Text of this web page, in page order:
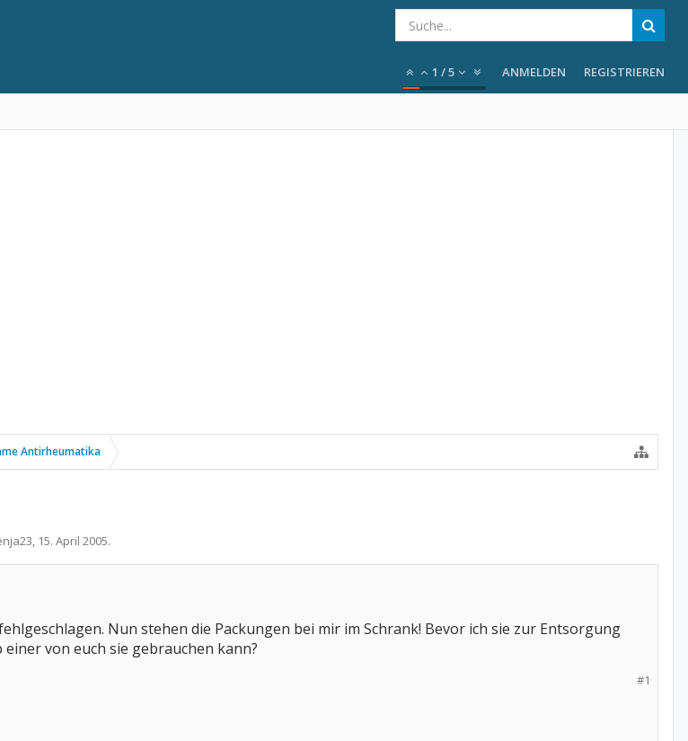
1 /5 ANMELDEN REGISTRIEREN
Antirheumatika
, 15. April 2005.
Nun stehen die Packungen bei mir im Schrank! Bevor ich sie zur Entsorgung
von euch sie gebrauchen kann?
#1